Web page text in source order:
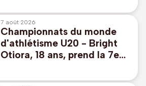
7 août 2026
Championnats du monde
d'athlétisme U20 - Bright
Otiora, 18 ans, prend la 7e
Eugene